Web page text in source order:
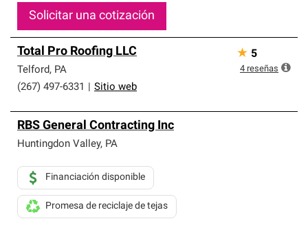
Solicitar una cotización
Total Pro Roofing LLC
Telford, PA
(267) 497-6331
Sitio web
★ 5
4 reseñas
RBS General Contracting Inc
Huntingdon Valley, PA
Financiación disponible
Promesa de reciclaje de tejas